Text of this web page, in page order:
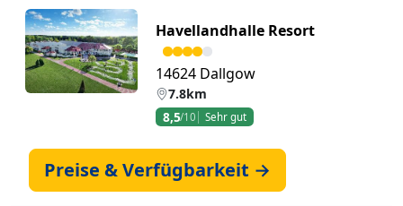
Havellandhalle Resort
14624 Dallgow
7.8km
8,5/10 Sehr gut
Preise & Verfügbarkeit →